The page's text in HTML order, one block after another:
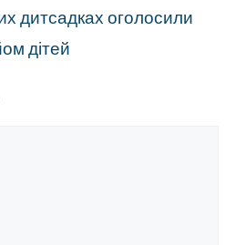
дитсадках оголосили
дітей